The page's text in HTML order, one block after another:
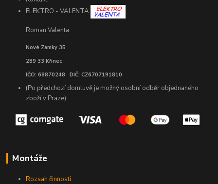
ELEKTRO - VALENTA
Roman Valenta
Nové Zámky 35
289 33 Křinec
IČO: 68870248 DIČ: CZ6707191810
(Po předchozí domluvě je možný osobní odběr objednaného
zboží v Praze)
Montáže
Rozsah činnosti